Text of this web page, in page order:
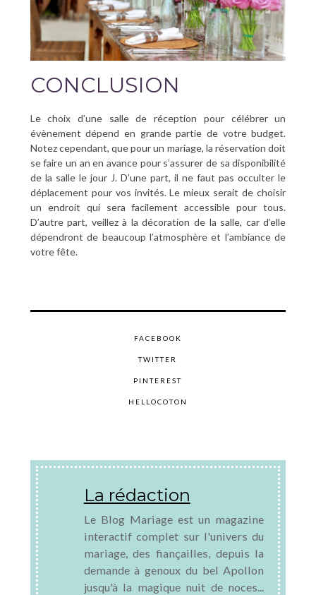
CONCLUSION
Le choix d’une salle de réception pour célébrer un
évènement dépend en grande partie de votre budget.
Notez cependant, que pour un mariage, la réservation doit
se faire un an en avance pour s’assurer de sa disponibilité
de la salle le jour J. D’une part, il ne faut pas occulter le
déplacement pour vos invités. Le mieux serait de choisir
un endroit qui sera facilement accessible pour tous.
D’autre part, veillez à la décoration de la salle, car d’elle
dépendront de beaucoup l’atmosphère et l’ambiance de
votre fête.
FACEBOOK
TWITTER
PINTEREST
HELLOCOTON
La rédaction
Le Blog Mariage est un magazine
interactif complet sur l'univers du
mariage, des fiançailles, depuis la
demande à genoux du bel Apollon
jusqu'à la magique nuit de noces...